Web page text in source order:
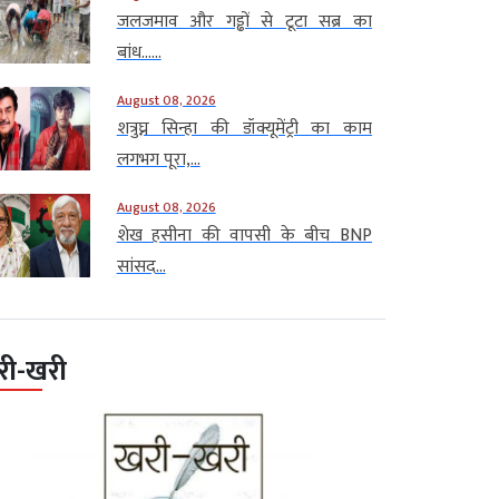
जलजमाव और गड्ढों से टूटा सब्र का
बांध…...
August 08, 2026
शत्रुघ्न सिन्हा की डॉक्यूमेंट्री का काम
लगभग पूरा,...
August 08, 2026
शेख हसीना की वापसी के बीच BNP
सांसद...
खरी